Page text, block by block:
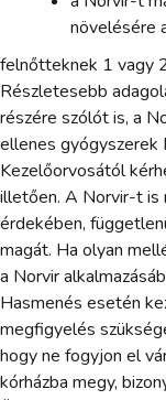
növelésére
felnőtteknek 1 vagy
Részletesebb
részére szólót is, a
ellenes
Kezelőorvosától
illetően. A Norvir-t is
érdekében,
magát. Ha olyan
a Norvir
Hasmenés esetén
megfigyelés
hogy ne fogyjon el
kórházba megy,